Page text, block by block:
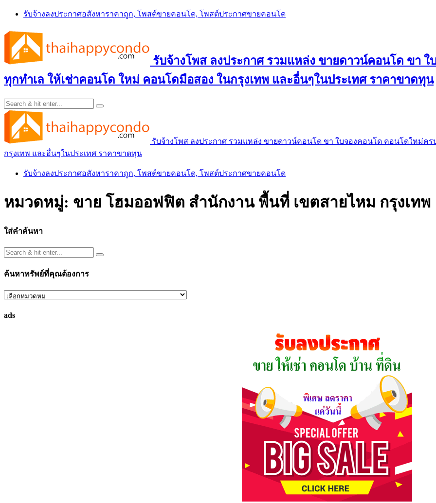
Skip
content
รับจ้างลงประกาศอสังหาราคาถูก, โพสต์ขายคอนโด, โพสต์ประกาศขายคอนโด
รับจ้างโพส ลงประกาศ รวมแหล่ง ขายดาวน์คอนโด ขา
ทุกทำเล ให้เช่าคอนโด ใหม่ คอนโดมือสอง ในกรุงเทพ และอื่นๆในประเทศ ราคาขาดทุน
รับจ้างโพส ลงประกาศ รวมแหล่ง ขายดาวน์คอนโด ขา ใบจองคอนโด คอนโดใหม่ค
กรุงเทพ และอื่นๆในประเทศ ราคาขาดทุน
รับจ้างลงประกาศอสังหาราคาถูก, โพสต์ขายคอนโด, โพสต์ประกาศขายคอนโด
หมวดหมู่: ขาย โฮมออฟฟิต สำนักงาน พื้นที่ เขตสายไหม กรุงเทพ
ใส่คำค้นหา
ค้นหาทรัพย์ที่คุณต้องการ
ค้นหา
ที่
ads